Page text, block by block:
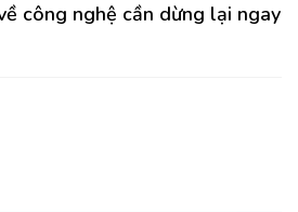
công nghệ cần dừng lại ngay